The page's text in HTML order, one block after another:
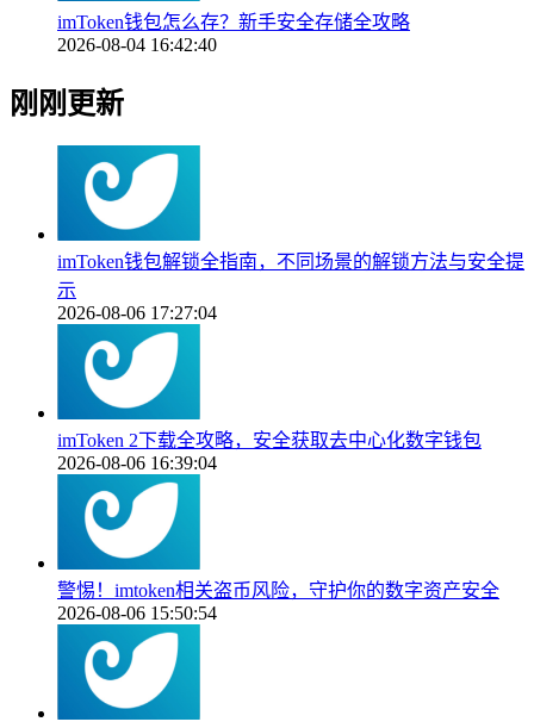
imToken钱包怎么存？新手安全存储全攻略
2026-08-04 16:42:40
刚刚更新
imToken钱包解锁全指南，不同场景的解锁方法与安全提
示
2026-08-06 17:27:04
imToken 2下载全攻略，安全获取去中心化数字钱包
2026-08-06 16:39:04
警惕！imtoken相关盗币风险，守护你的数字资产安全
2026-08-06 15:50:54